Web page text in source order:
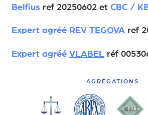
Belfius ref 20250602 etCBC /
Expert agréé REVTEGOVA ref
Expert agrééVLABEL réf
AGRÉGATIONS